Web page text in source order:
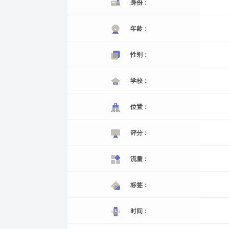
身份：
年龄：
性别：
学校：
位置：
评分：
流量：
标签：
时间：